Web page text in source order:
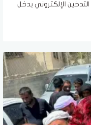
الإلكتروني يدخل